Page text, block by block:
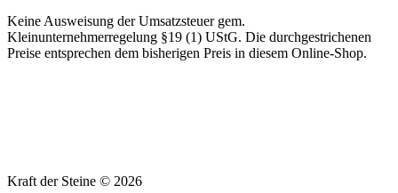
Keine Ausweisung der Umsatzsteuer gem.
Kleinunternehmerregelung §19 (1) UStG. Die durchgestrichenen
Preise entsprechen dem bisherigen Preis in diesem Online-Shop.
Kraft der Steine © 2026